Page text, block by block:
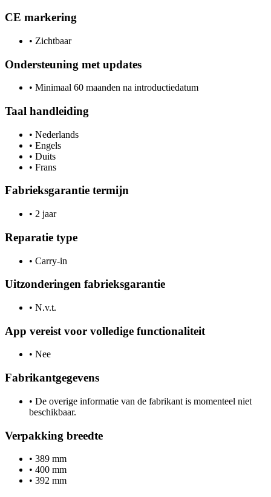
CE markering
• Zichtbaar
Ondersteuning met updates
• Minimaal 60 maanden na introductiedatum
Taal handleiding
• Nederlands
• Engels
• Duits
• Frans
Fabrieksgarantie termijn
• 2 jaar
Reparatie type
• Carry-in
Uitzonderingen fabrieksgarantie
• N.v.t.
App vereist voor volledige functionaliteit
• Nee
Fabrikantgegevens
• De overige informatie van de fabrikant is momenteel niet
beschikbaar.
Verpakking breedte
• 389 mm
• 400 mm
• 392 mm